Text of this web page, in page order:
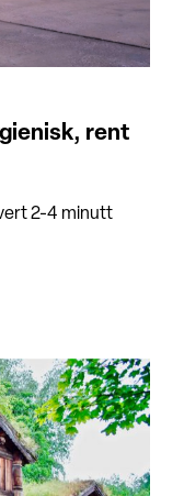
rent
2-4 minutt